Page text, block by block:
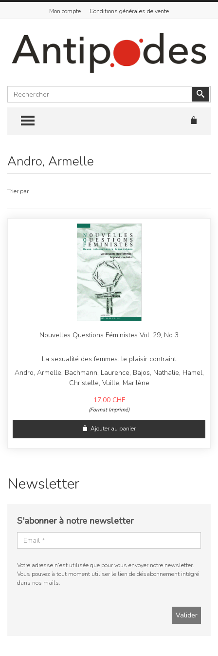
Mon compte Conditions générales de vente
Rechercher
TOGGLE MENU
Skip
content
Andro, Armelle
Trier par
Nouvelles Questions Féministes Vol. 29, No 3
La sexualité des femmes: le plaisir contraint
Andro, Armelle, Bachmann, Laurence, Bajos, Nathalie, Hamel,
Christelle, Vuille, Marilène
17,00 CHF
(Format Imprimé)
Ajouter au panier
Newsletter
S'abonner à notre newsletter
Votre adresse n'est utilisée que pour vous envoyer notre newsletter.
Vous pouvez à tout moment utiliser le lien de désabonnement intégré
dans nos mails.